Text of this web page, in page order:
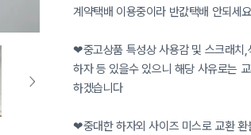
계약택배 이용중이라 반값택배 안되세
❤중고상품 특성상 사용감 및 스크래치
하자 등 있을수 있으니 해당 사유로는
하겠습니다
❤중대한 하자외 사이즈 미스로 교환